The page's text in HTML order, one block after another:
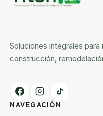
Soluciones integrales
construcción,
NAVEGACIÓN